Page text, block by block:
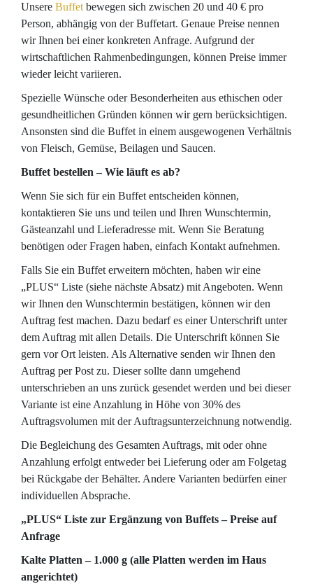
Unsere Buffet bewegen sich zwischen 20 und 40 € pro
Person, abhängig von der Buffetart. Genaue Preise nennen
wir Ihnen bei einer konkreten Anfrage. Aufgrund der
wirtschaftlichen Rahmenbedingungen, können Preise immer
wieder leicht variieren.
Spezielle Wünsche oder Besonderheiten aus ethischen oder
gesundheitlichen Gründen können wir gern berücksichtigen.
Ansonsten sind die Buffet in einem ausgewogenen Verhältnis
von Fleisch, Gemüse, Beilagen und Saucen.
Buffet bestellen – Wie läuft es ab?
Wenn Sie sich für ein Buffet entscheiden können,
kontaktieren Sie uns und teilen und Ihren Wunschtermin,
Gästeanzahl und Lieferadresse mit. Wenn Sie Beratung
benötigen oder Fragen haben, einfach Kontakt aufnehmen.
Falls Sie ein Buffet erweitern möchten, haben wir eine
„PLUS“ Liste (siehe nächste Absatz) mit Angeboten. Wenn
wir Ihnen den Wunschtermin bestätigen, können wir den
Auftrag fest machen. Dazu bedarf es einer Unterschrift unter
dem Auftrag mit allen Details. Die Unterschrift können Sie
gern vor Ort leisten. Als Alternative senden wir Ihnen den
Auftrag per Post zu. Dieser sollte dann umgehend
unterschrieben an uns zurück gesendet werden und bei dieser
Variante ist eine Anzahlung in Höhe von 30% des
Auftragsvolumen mit der Auftragsunterzeichnung notwendig.
Die Begleichung des Gesamten Auftrags, mit oder ohne
Anzahlung erfolgt entweder bei Lieferung oder am Folgetag
bei Rückgabe der Behälter. Andere Varianten bedürfen einer
individuellen Absprache.
„PLUS“ Liste zur Ergänzung von Buffets – Preise auf
Anfrage
Kalte Platten – 1.000 g (alle Platten werden im Haus
angerichtet)